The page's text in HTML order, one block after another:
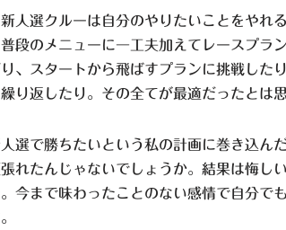
人選クルーは自分のやりたいことをやれ
段のメニューに一工夫加えてレースプラ
、スタートから飛ばすプランに挑戦した
り返したり。その全てが最適だったとは
選で勝ちたいという私の計画に巻き込ん
れたんじゃないでしょうか。結果は悔し
今まで味わったことのない感情で自分で